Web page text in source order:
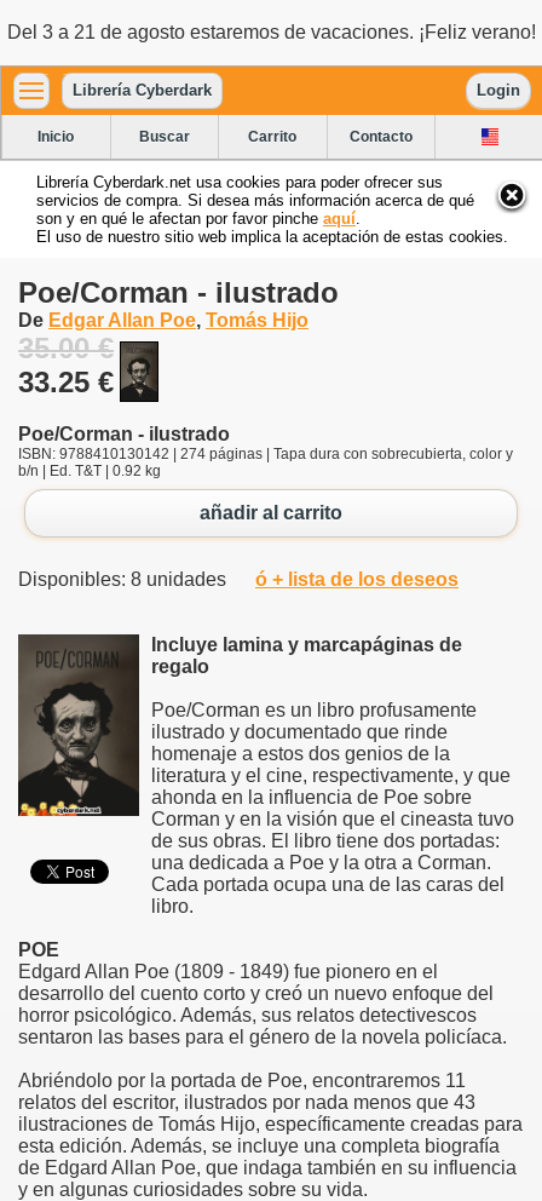
Del 3 a 21 de agosto estaremos de vacaciones. ¡Feliz verano!
Librería Cyberdark Login
Inicio Buscar Carrito Contacto
Librería Cyberdark.net usa cookies para poder ofrecer sus
servicios de compra. Si desea más información acerca de qué
son y en qué le afectan por favor pinche aquí
El uso de nuestro sitio web implica la aceptación de estas cookies.
Poe/Corman - ilustrado
De Edgar Allan Poe, Tomás Hijo
35.00 €
33.25 €
Poe/Corman - ilustrado
ISBN: 9788410130142 | 274 páginas | Tapa dura con sobrecubierta, color y
b/n | Ed. T&T | 0.92 kg
añadir al carrito
Disponibles: 8 unidades ó + lista de los deseos
Incluye lamina y marcapáginas de
regalo
Poe/Corman es un libro profusamente
ilustrado y documentado que rinde
homenaje a estos dos genios de la
literatura y el cine, respectivamente, y que
ahonda en la influencia de Poe sobre
Corman y en la visión que el cineasta tuvo
de sus obras. El libro tiene dos portadas:
una dedicada a Poe y la otra a Corman.
Cada portada ocupa una de las caras del
libro.
POE
Edgard Allan Poe (1809 - 1849) fue pionero en el
desarrollo del cuento corto y creó un nuevo enfoque del
horror psicológico. Además, sus relatos detectivescos
sentaron las bases para el género de la novela policíaca.
Abriéndolo por la portada de Poe, encontraremos 11
relatos del escritor, ilustrados por nada menos que 43
ilustraciones de Tomás Hijo, específicamente creadas para
esta edición. Además, se incluye una completa biografía
de Edgard Allan Poe, que indaga también en su influencia
y en algunas curiosidades sobre su vida.